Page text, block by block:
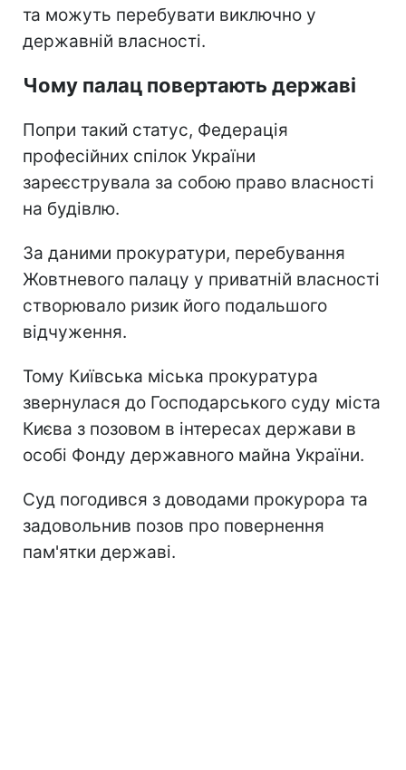
та можуть перебувати виключно у
державній власності.
Чому палац повертають державі
Попри такий статус, Федерація
професійних спілок України
зареєструвала за собою право власності
на будівлю.
За даними прокуратури, перебування
Жовтневого палацу у приватній власності
створювало ризик його подальшого
відчуження.
Тому Київська міська прокуратура
звернулася до Господарського суду міста
Києва з позовом в інтересах держави в
особі Фонду державного майна України.
Суд погодився з доводами прокурора та
задовольнив позов про повернення
пам'ятки державі.